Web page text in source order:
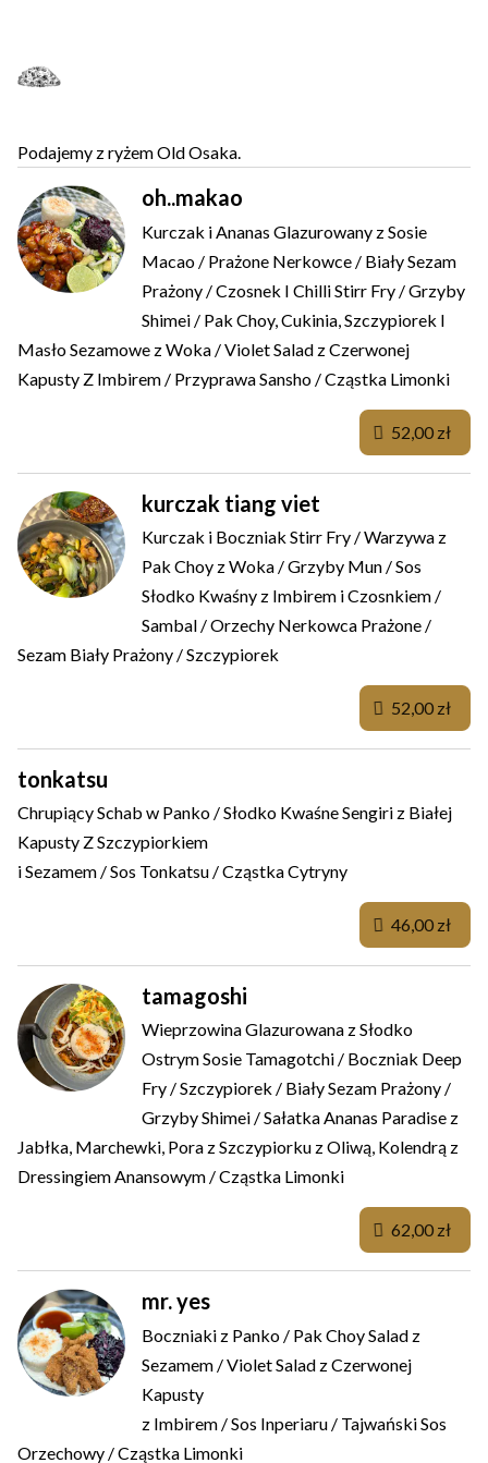
Podajemy z ryżem Old Osaka.
oh..makao
Kurczak i Ananas Glazurowany z Sosie
Macao / Prażone Nerkowce / Biały Sezam
Prażony / Czosnek I Chilli Stirr Fry / Grzyby
Shimei / Pak Choy, Cukinia, Szczypiorek I
Masło Sezamowe z Woka / Violet Salad z Czerwonej
Kapusty Z Imbirem / Przyprawa Sansho / Cząstka Limonki
kurczak tiang viet
Kurczak i Boczniak Stirr Fry / Warzywa z
Pak Choy z Woka / Grzyby Mun / Sos
Słodko Kwaśny z Imbirem i Czosnkiem /
Sambal / Orzechy Nerkowca Prażone /
Sezam Biały Prażony / Szczypiorek
tonkatsu
Chrupiący Schab w Panko / Słodko Kwaśne Sengiri z Białej
Kapusty Z Szczypiorkiem
i Sezamem / Sos Tonkatsu / Cząstka Cytryny
tamagoshi
Wieprzowina Glazurowana z Słodko
Ostrym Sosie Tamagotchi / Boczniak Deep
Fry / Szczypiorek / Biały Sezam Prażony /
Grzyby Shimei / Sałatka Ananas Paradise z
Jabłka, Marchewki, Pora z Szczypiorku z Oliwą, Kolendrą z
Dressingiem Anansowym / Cząstka Limonki
mr. yes
Boczniaki z Panko / Pak Choy Salad z
Sezamem / Violet Salad z Czerwonej
Kapusty
z Imbirem / Sos Inperiaru / Tajwański Sos
Orzechowy / Cząstka Limonki